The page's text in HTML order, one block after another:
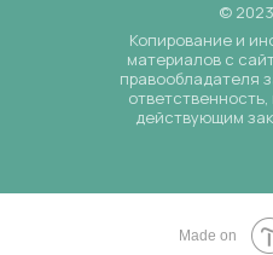
Копирование и
материалов с
правообладателя
действующим
©
Made on